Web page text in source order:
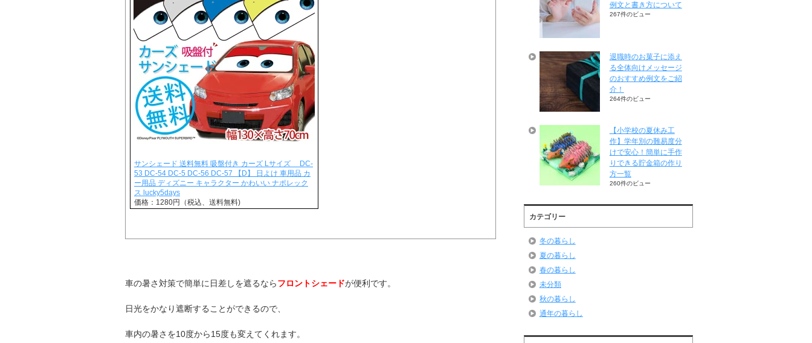
サンシェード 送料無料 吸盤付き カーズ Lサイズ DC-
53 DC-54 DC-5 DC-56 DC-57 【D】 日よけ 車用品 カ
ー用品 ディズニー キャラクター かわいい ナポレック
ス lucky5days
価格：1280円（税込、送料無料)
車の暑さ対策で簡単に日差しを遮るならフロントシェードが便利です。
日光をかなり遮断することができるので、
車内の暑さを10度から15度も変えてくれます。
例文と書き方について
267件のビュー
退職時のお菓子に添え
る全体向けメッセージ
のおすすめ例文をご紹
介！
264件のビュー
【小学校の夏休み工
作】学年別の難易度分
けで安心！簡単に手作
りできる貯金箱の作り
方一覧
260件のビュー
カテゴリー
冬の暮らし
夏の暮らし
春の暮らし
未分類
秋の暮らし
通年の暮らし